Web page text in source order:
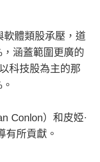
軟體類股承壓，道
涵蓋範圍更廣的
科技股為主的那
Conlon）和皮婭·
有所貢獻。